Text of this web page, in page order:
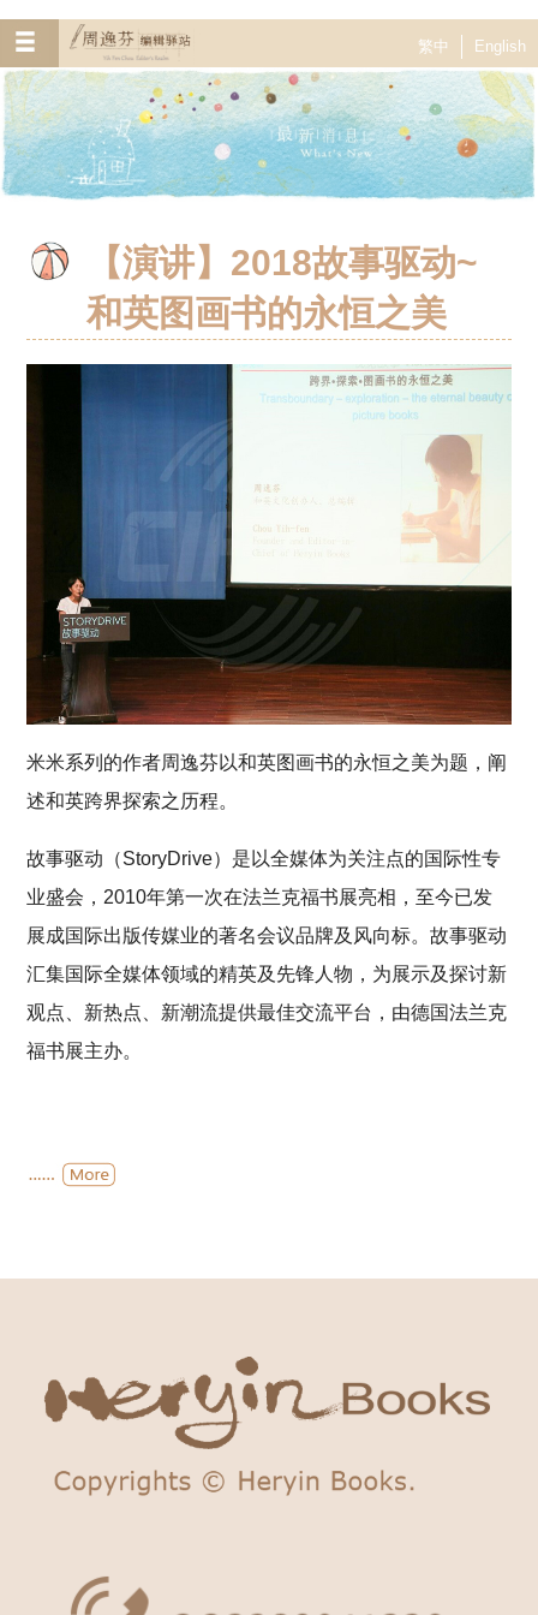
繁中 English
【演讲】2018故事驱动~
和英图画书的永恒之美
米米系列的作者周逸芬以和英图画书的永恒之美为题，阐
述和英跨界探索之历程。
故事驱动（StoryDrive）是以全媒体为关注点的国际性专
业盛会，2010年第一次在法兰克福书展亮相，至今已发
展成国际出版传媒业的著名会议品牌及风向标。故事驱动
汇集国际全媒体领域的精英及先锋人物，为展示及探讨新
观点、新热点、新潮流提供最佳交流平台，由德国法兰克
福书展主办。
米米作者周逸芬演讲后回答现场听众提问，由法兰